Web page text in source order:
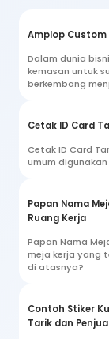
Amplop
Dalam dunia
kemasan untuk
berkembang
Cetak ID Card
Cetak ID Card
umum
Papan Nama
Ruang Kerja
Papan Nama
meja kerja yang
di atasnya?
Contoh Stiker
Tarik dan